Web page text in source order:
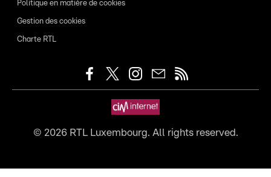
Politique en matière de cookies
Gestion des cookies
Charte RTL
© 2026RTL Luxembourg. All rights reserved.